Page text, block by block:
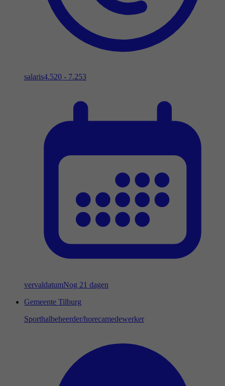
salaris4.520 - 7.253
vervaldatumNog 21 dagen
Gemeente Tilburg
Sporthalbeheerder/horecamedewerker